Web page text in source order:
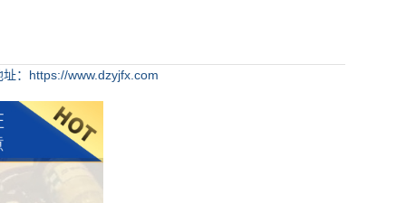
址：https://www.dzyjfx.com